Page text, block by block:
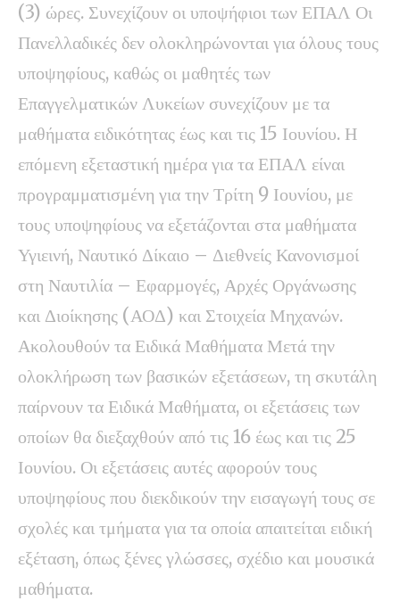
(3) ώρες. Συνεχίζουν οι υποψήφιοι των ΕΠΑΛ Οι
Πανελλαδικές δεν ολοκληρώνονται για όλους τους
υποψηφίους, καθώς οι μαθητές των
Επαγγελματικών Λυκείων συνεχίζουν με τα
μαθήματα ειδικότητας έως και τις 15 Ιουνίου. Η
επόμενη εξεταστική ημέρα για τα ΕΠΑΛ είναι
προγραμματισμένη για την Τρίτη 9 Ιουνίου, με
τους υποψηφίους να εξετάζονται στα μαθήματα
Υγιεινή, Ναυτικό Δίκαιο – Διεθνείς Κανονισμοί
στη Ναυτιλία – Εφαρμογές, Αρχές Οργάνωσης
και Διοίκησης (ΑΟΔ) και Στοιχεία Μηχανών.
Ακολουθούν τα Ειδικά Μαθήματα Μετά την
ολοκλήρωση των βασικών εξετάσεων, τη σκυτάλη
παίρνουν τα Ειδικά Μαθήματα, οι εξετάσεις των
οποίων θα διεξαχθούν από τις 16 έως και τις 25
Ιουνίου. Οι εξετάσεις αυτές αφορούν τους
υποψηφίους που διεκδικούν την εισαγωγή τους σε
σχολές και τμήματα για τα οποία απαιτείται ειδική
εξέταση, όπως ξένες γλώσσες, σχέδιο και μουσικά
μαθήματα.